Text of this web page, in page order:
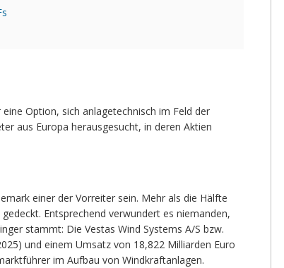
Option, sich anlagetechnisch im Feld der
aus Europa herausgesucht, in deren Aktien
einer der Vorreiter sein. Mehr als die Hälfte
Entsprechend verwundert es niemanden,
stammt: Die Vestas Wind Systems A/S bzw.
und einem Umsatz von 18,822 Milliarden Euro
im Aufbau von Windkraftanlagen.